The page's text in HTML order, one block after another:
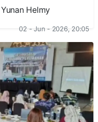
Yunan Helmy
02 - Jun - 2026, 20:05